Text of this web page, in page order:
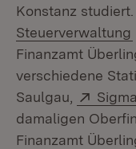
Konstanz
Steuerverwaltung
Finanzamt
verschiedene
Saulgau,
damaligen
Finanzamt